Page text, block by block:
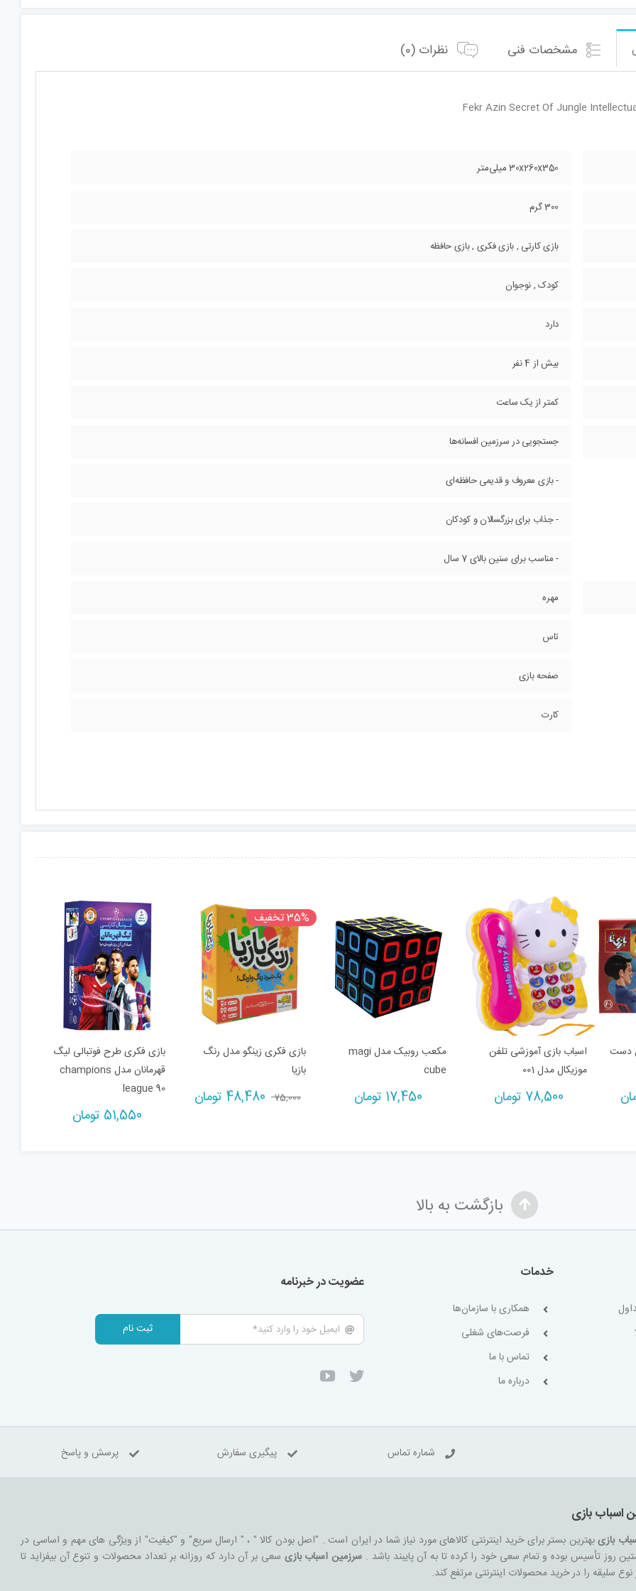
مشخصات فنی نظرات (0)
Fekr Azin Secret Of Jungle
30x260x350 میلی‌متر
300 گرم
بازی کارتی , بازی فکری , بازی حافظه
کودک , نوجوان
دارد
بیش از 4 نفر
کمتر از یک ساعت
جستجویی در سرزمین افسانه‌ها
- بازی معروف و قدیمی حافظه‌ای
- جذاب برای بزرگسالان و کودکان
- مناسب برای سنین بالای 7 سال
مهره
تاس
صفحه بازی
کارت
دست
اسباب بازی آموزشی تلفن
موزیکال مدل 001
78,500 تومان
مکعب روبیک مدل magi
cube
17,450 تومان
35% تخفیف
بازی فکری زینگو مدل رنگ
بازیا
75,000
Original
48,480 تومان
Current
بازی فکری طرح فوتبالی لیگ
قهرمانان مدل champions
league 90
51,550 تومان
بازگشت به بالا
خدمات
همکاری با سازمان‌ها
فرصت‌های شغلی
تماس با ما
درباره ما
عضویت در خبرنامه
ثبت نام
شماره تماس پیگیری سفارش پرسش و پاسخ
اسباب بازی
بازیبهترین بستر برای خرید اینترنتی کالاهای مورد نیاز شما در ایران است . "اصل بودن کالا " ، " ارسال سریع" و "کیفیت" از ویژگی های مهم و اساسی در
روز تأسیس بوده و تمام سعی خود را کرده تا به آن پایبند باشد . سرزمین اسباب بازی سعی بر آن دارد که روزانه بر تعداد محصولات و تنوع آن بیفزاید تا
نوع سلیقه را در خرید محصولات اینترنتی مرتفع کند.